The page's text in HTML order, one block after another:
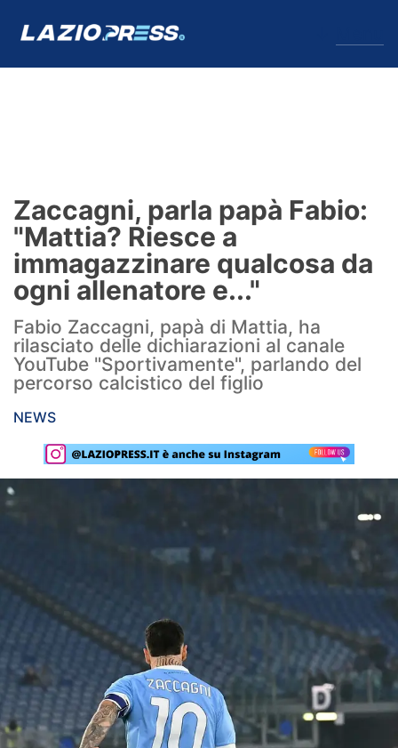
Formello
Infortuni
Primavera
Calciomercato
Lazio Women
Rassegna Lazio
Social
Europa League
Altri Sport
Formula 1
Tennis
Zaccagni, parla papà Fabio:
"Mattia? Riesce a
immagazzinare qualcosa da
ogni allenatore e..."
Fabio Zaccagni, papà di Mattia, ha
rilasciato delle dichiarazioni al canale
YouTube "Sportivamente", parlando del
percorso calcistico del figlio
NEWS